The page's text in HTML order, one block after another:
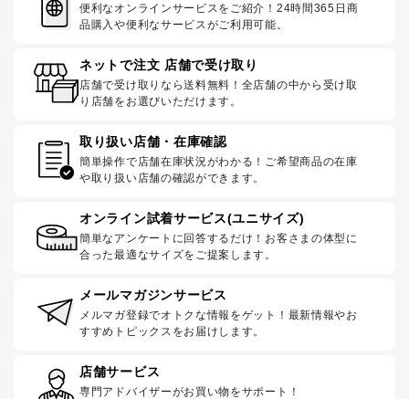
便利なオンラインサービスをご紹介！24時間365日商
品購入や便利なサービスがご利用可能。
ネットで注文 店舗で受け取り
店舗で受け取りなら送料無料！全店舗の中から受け取
り店舗をお選びいただけます。
取り扱い店舗・在庫確認
簡単操作で店舗在庫状況がわかる！ご希望商品の在庫
や取り扱い店舗の確認ができます。
オンライン試着サービス(ユニサイズ)
簡単なアンケートに回答するだけ！お客さまの体型に
合った最適なサイズをご提案します。
メールマガジンサービス
メルマガ登録でオトクな情報をゲット！最新情報やお
すすめトピックスをお届けします。
店舗サービス
専門アドバイザーがお買い物をサポート！